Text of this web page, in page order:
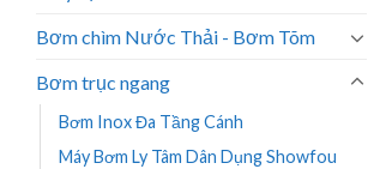
Bơm chìm Nước Thải - Bơm Tõm
Bơm trục ngang
Bơm Inox Đa Tầng Cánh
Máy Bơm Ly Tâm Dân Dụng Showfou